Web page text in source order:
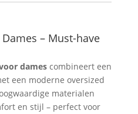
– Must-have
damescombineert een
een moderne oversized
materialen
en stijl – perfect voor